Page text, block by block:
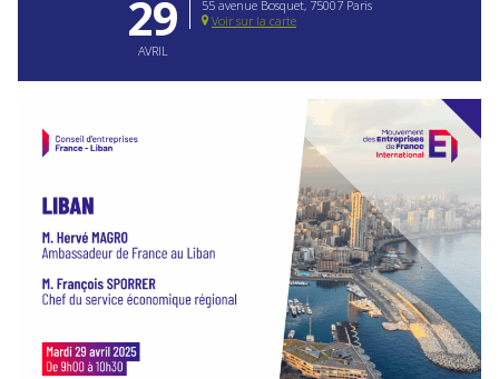
29
AVRIL
55 avenue Bosquet, 75007 Paris
Voir sur la carte